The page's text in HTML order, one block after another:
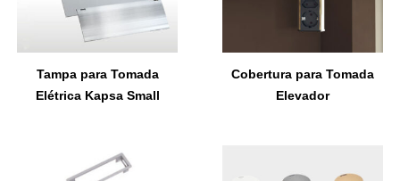
Tampa para Tomada
Elétrica Kapsa Small
Cobertura para Tomada
Elevador